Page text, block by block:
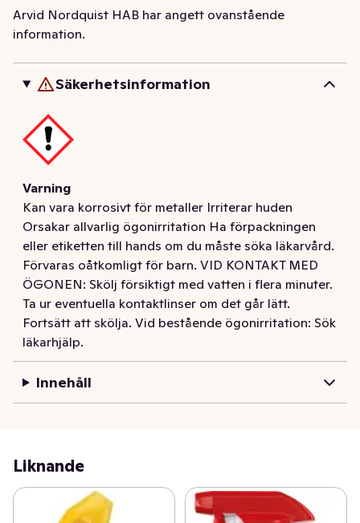
science.
Duck®  Aktiv Gel Citrus toalettrengöring gör enkelt din
bättre under toalettens kant, vilket lämnar hela
toaletten ren genom att ta bort kalk, mineralrester och
fläckar. Eliminera obehagliga lukter med en fräsch,
långvarig doft . Its not rocket science, its Duck®
science.
Arvid Nordquist HAB har angett ovanstående
information.
Säkerhetsinformation
Varning
Kan vara korrosivt för metaller Irriterar huden
Orsakar allvarlig ögonirritation Ha förpackningen
eller etiketten till hands om du måste söka läkarvård.
Förvaras oåtkomligt för barn. VID KONTAKT MED
ÖGONEN: Skölj försiktigt med vatten i flera minuter.
Ta ur eventuella kontaktlinser om det går lätt.
Fortsätt att skölja. Vid bestående ögonirritation: Sök
läkarhjälp.
Innehåll
Liknande